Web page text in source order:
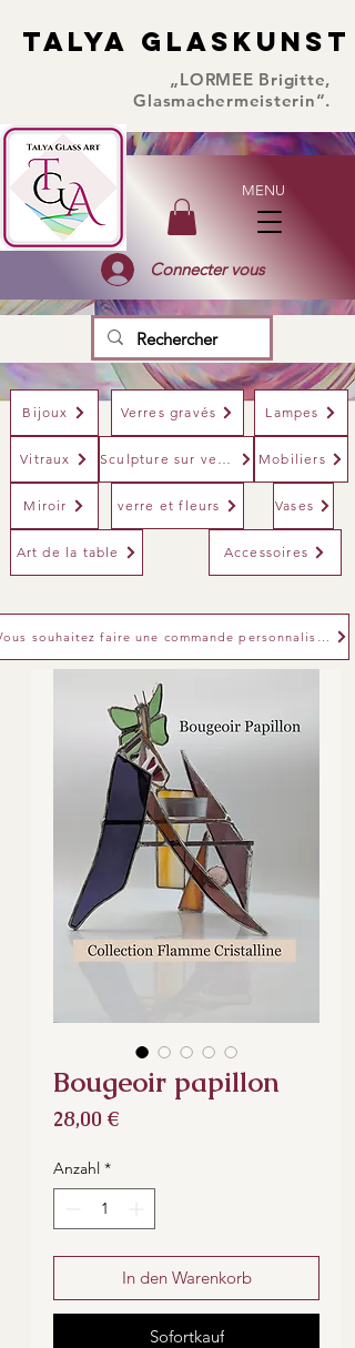
TALYA GLASKUNST
TALYA GLASKUNST
„LORMEE Brigitte,
Glasmachermeisterin“.
MENU
Connecter vous
Bijoux Verres gravés Lampes
Vitraux Sculpture sur verre Mobiliers
Miroir verre et fleurs Vases
Art de la table Accessoires
Bougeoir papillon
28,00 €Preis
Anzahl *
In den Warenkorb
Sofortkauf